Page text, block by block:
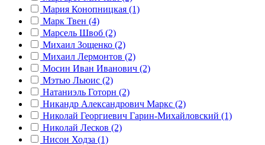
Мария Конопницкая (1)
Марк Твен (4)
Марсель Швоб (2)
Михаил Зощенко (2)
Михаил Лермонтов (2)
Мосин Иван Иванович (2)
Мэтью Льюис (2)
Натаниэль Готорн (2)
Никандр Александрович Маркс (2)
Николай Георгиевич Гарин-Михайловский (1)
Николай Лесков (2)
Нисон Ходза (1)